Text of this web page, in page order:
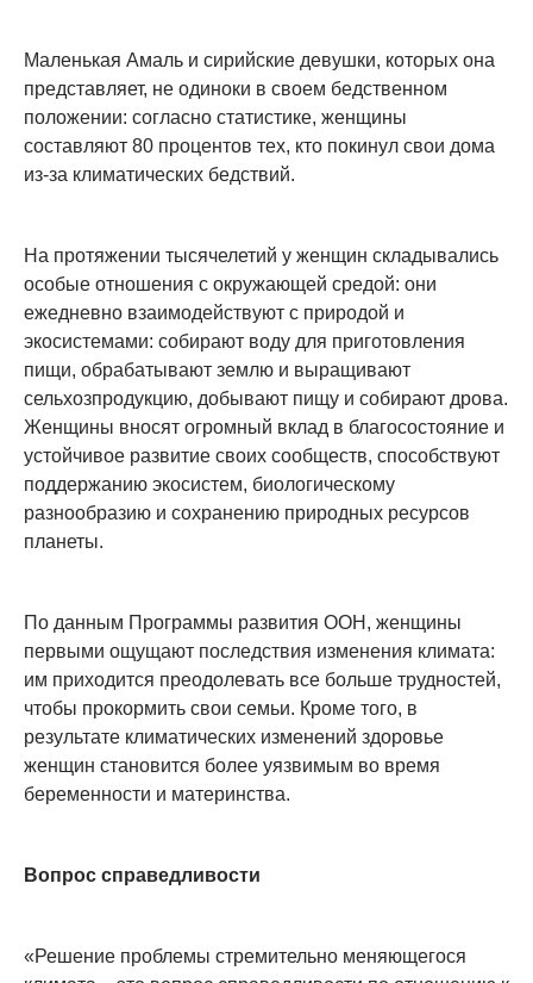
Маленькая Амаль и сирийские девушки, которых она
представляет, не одиноки в своем бедственном
положении: согласно статистике, женщины
составляют 80 процентов тех, кто покинул свои дома
из-за климатических бедствий.
На протяжении тысячелетий у женщин складывались
особые отношения с окружающей средой: они
ежедневно взаимодействуют с природой и
экосистемами: собирают воду для приготовления
пищи, обрабатывают землю и выращивают
сельхозпродукцию, добывают пищу и собирают дрова.
Женщины вносят огромный вклад в благосостояние и
устойчивое развитие своих сообществ, способствуют
поддержанию экосистем, биологическому
разнообразию и сохранению природных ресурсов
планеты.
По данным Программы развития ООН, женщины
первыми ощущают последствия изменения климата:
им приходится преодолевать все больше трудностей,
чтобы прокормить свои семьи. Кроме того, в
результате климатических изменений здоровье
женщин становится более уязвимым во время
беременности и материнства.
Вопрос справедливости
«Решение проблемы стремительно меняющегося